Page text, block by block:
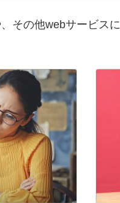
その他webサービス